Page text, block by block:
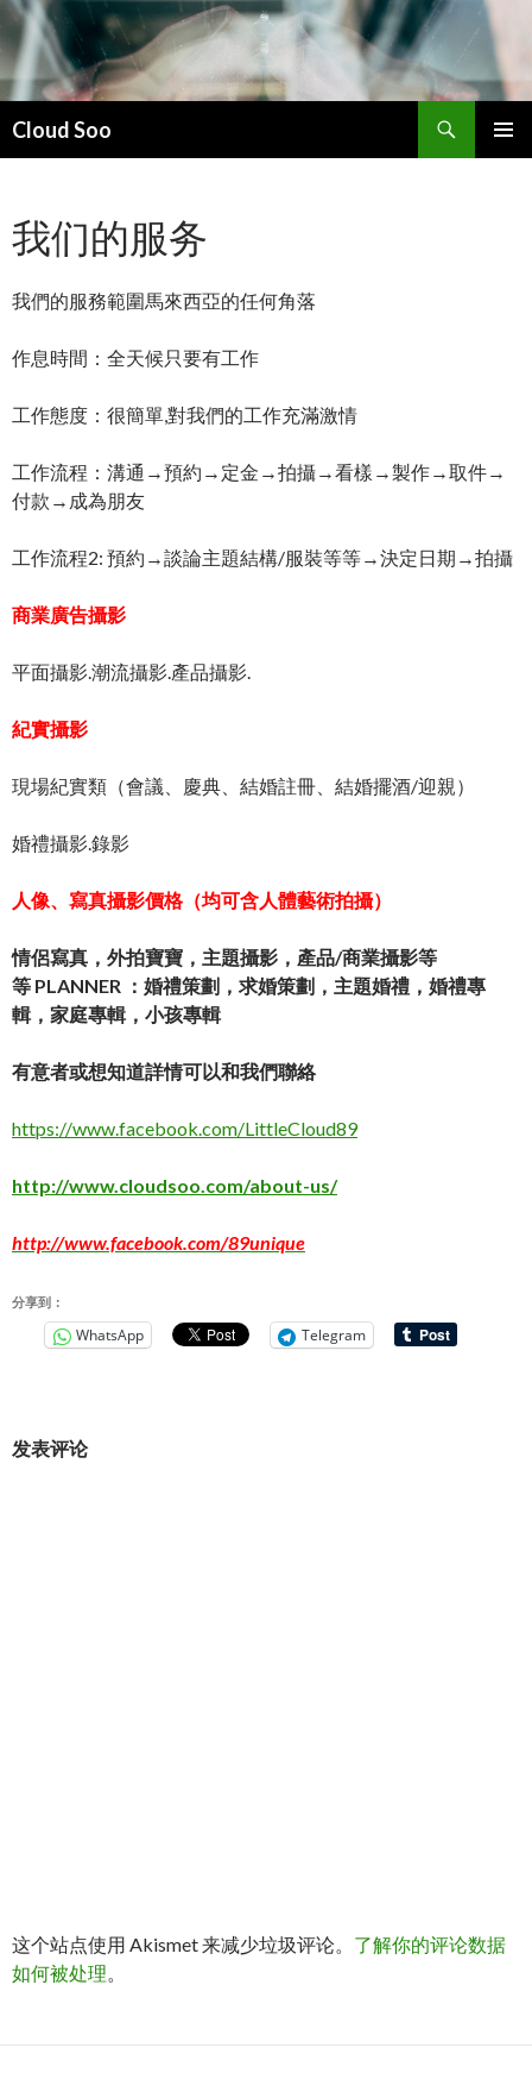
Cloud Soo
索
文
我们的服务
我們的服務範圍馬來西亞的任何角落
作息時間：全天候只要有工作
工作態度：很簡單,對我們的工作充滿激情
工作流程：溝通→預約→定金→拍攝→看樣→製作→取件→
付款→成為朋友
工作流程2: 預約→談論主題結構/服裝等等→決定日期→拍攝
商業廣告攝影
平面攝影.潮流攝影.產品攝影.
紀實攝影
現場紀實類（會議、慶典、結婚註冊、結婚擺酒/迎親）
婚禮攝影.錄影
人像、寫真攝影價格（均可含人體藝術拍攝）
情侶寫真，外拍寶寶，主題攝影，產品/商業攝影等
等 PLANNER ：婚禮策劃，求婚策劃，主題婚禮，婚禮專
輯，家庭專輯，小孩專輯
有意者或想知道詳情可以和我們聯絡
https://www.facebook.com/LittleCloud89
http://www.cloudsoo.com/about-us/
http://www.facebook.com/89unique
分享到：
WhatsApp Telegram
发表评论
这个站点使用 Akismet 来减少垃圾评论。 了解你的评论数据
如何被处理。